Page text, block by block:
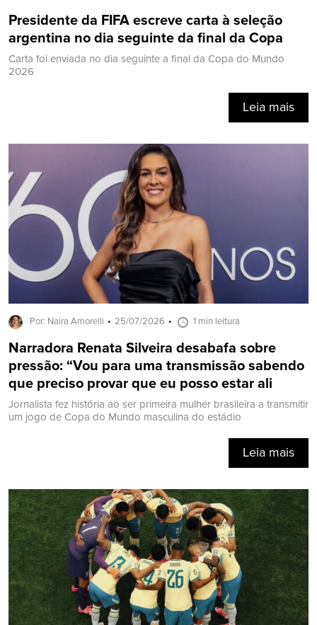
Presidente da FIFA escreve carta à seleção
argentina no dia seguinte da final da Copa
Carta foi enviada no dia seguinte a final da Copa do Mundo
2026
Leia mais
Por: Naira Amorelli 25/07/2026 1 min leitura
Narradora Renata Silveira desabafa sobre
pressão: “Vou para uma transmissão sabendo
que preciso provar que eu posso estar ali
Jornalista fez história ao ser primeira mulher brasileira a transmitir
um jogo de Copa do Mundo masculina do estádio
Leia mais